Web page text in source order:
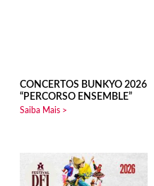
CONCERTOS BUNKYO 2026
“PERCORSO ENSEMBLE”
Saiba Mais >